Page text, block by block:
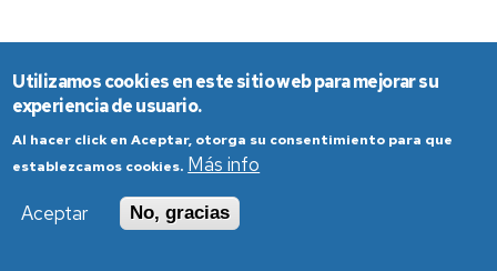
Utilizamos cookies en este sitio web para mejorar su
experiencia de usuario.
Al hacer click en Aceptar, otorga su consentimiento para que
establezcamos cookies. Más info
Aceptar
No, gracias